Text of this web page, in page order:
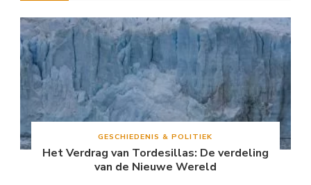
GESCHIEDENIS & POLITIEK
Het Verdrag van Tordesillas: De verdeling
van de Nieuwe Wereld